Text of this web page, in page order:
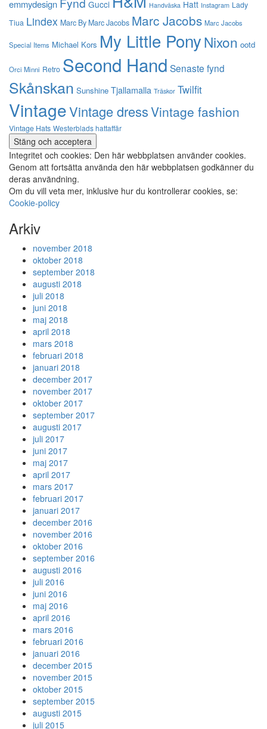
emmydesign Gucci Handväska Hatt Instagram Lady
Tiua Lindex Marc By Marc Jacobs Marc Jacobs Marc Jacobs
Special Items Michael Kors My Little PonyNixon ootd
Orci Minni Retro Second Hand Senaste fynd
Skånskan Sunshine Tjallamalla Träskor Twilfit
VintageVintage dressVintage fashion
Vintage Hats Westerblads hattaffär
Integritet och cookies: Den här webbplatsen använder cookies.
Genom att fortsätta använda den här webbplatsen godkänner du
deras användning.
Om du vill veta mer, inklusive hur du kontrollerar cookies, se:
Cookie-policy
Arkiv
november 2018
oktober 2018
september 2018
augusti 2018
juli 2018
juni 2018
maj 2018
april 2018
mars 2018
februari 2018
januari 2018
december 2017
november 2017
oktober 2017
september 2017
augusti 2017
juli 2017
juni 2017
maj 2017
april 2017
mars 2017
februari 2017
januari 2017
december 2016
november 2016
oktober 2016
september 2016
augusti 2016
juli 2016
juni 2016
maj 2016
april 2016
mars 2016
februari 2016
januari 2016
december 2015
november 2015
oktober 2015
september 2015
augusti 2015
juli 2015